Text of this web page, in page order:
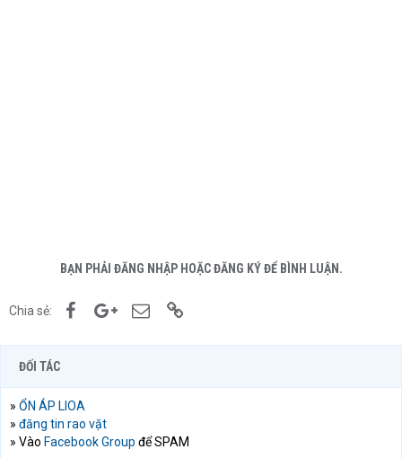
BẠN PHẢI ĐĂNG NHẬP HOẶC ĐĂNG KÝ ĐỂ BÌNH LUẬN.
Chia sẻ: FacebookGoogle+Email
ĐỐI TÁC
» ỔN ÁP LIOA
» đăng tin rao vặt
» Vào Facebook Group để SPAM